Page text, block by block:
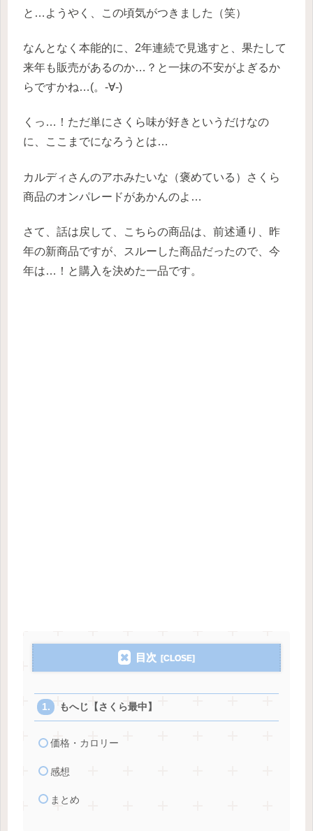
と…ようやく、この頃気がつきました（笑）
なんとなく本能的に、2年連続で見逃すと、果たして
来年も販売があるのか…？と一抹の不安がよぎるか
らですかね…(。-∀-)
くっ…！ただ単にさくら味が好きというだけなの
に、ここまでになろうとは…
カルディさんのアホみたいな（褒めている）さくら
商品のオンパレードがあかんのよ…
さて、話は戻して、こちらの商品は、前述通り、昨
年の新商品ですが、スルーした商品だったので、今
年は…！と購入を決めた一品です。
目次
もへじ【さくら最中】
価格・カロリー
感想
まとめ